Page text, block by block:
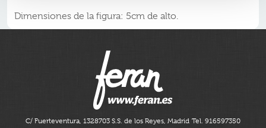
Dimensiones de la figura: 5cm de alto.
C/ Fuerteventura, 1328703 S.S. de los Reyes, Madrid Tel. 916597350